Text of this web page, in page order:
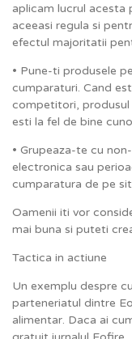
aplicam lucrul acesta
aceeasi regula si
efectul majoritatii
• Pune-ti produsele
cumparaturi. Cand
competitori, produsul
esti la fel de bine
• Grupeaza-te cu
electronica sau
cumparatura de pe
Oamenii iti vor
mai buna si puteti
Tactica in actiune
Un exemplu despre
parteneriatul dintre
alimentar. Daca ai